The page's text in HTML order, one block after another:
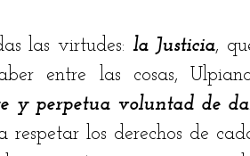
las virtudes: la Justicia,
entre las cosas,
y perpetua voluntad de
respetar los derechos de